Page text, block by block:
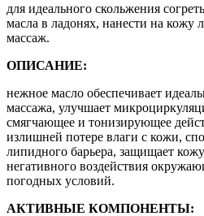
для идеального скольжения
масла в ладонях, нанести на
массаж.
ОПИСАНИЕ:
нежное масло обеспечивает
массажа, улучшает
смягчающее и тонизирующее
излишней потере влаги с кожи,
липидного барьера, защищает
негативного воздействия
погодных условий.
АКТИВНЫЕ КОМПОНЕНТЫ: